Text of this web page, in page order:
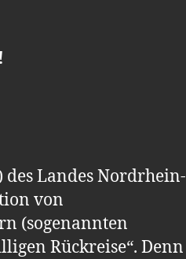
Landes Nordrhein-
von
(sogenannten
Rückreise“. Denn